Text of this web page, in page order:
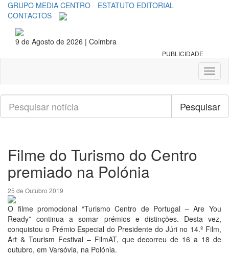
GRUPO MEDIA CENTRO
ESTATUTO EDITORIAL
CONTACTOS
9 de Agosto de 2026 | Coimbra
PUBLICIDADE
Pesquisar
Pesquisar
Filme do Turismo do Centro
premiado na Polónia
25 de Outubro 2019
O filme promocional “Turismo Centro de Portugal – Are You
Ready” continua a somar prémios e distinções. Desta vez,
conquistou o Prémio Especial do Presidente do Júri no 14.º Film,
Art & Tourism Festival – FilmAT, que decorreu de 16 a 18 de
outubro, em Varsóvia, na Polónia.